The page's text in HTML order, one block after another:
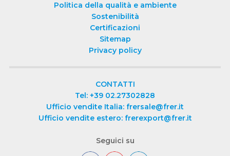
Politica della qualità e ambiente
Sostenibilità
Certificazioni
Sitemap
Privacy policy
CONTATTI
Tel: +39 02.27302828
Ufficio vendite Italia: frersale@frer.it
Ufficio vendite estero: frerexport@frer.it
Seguici su